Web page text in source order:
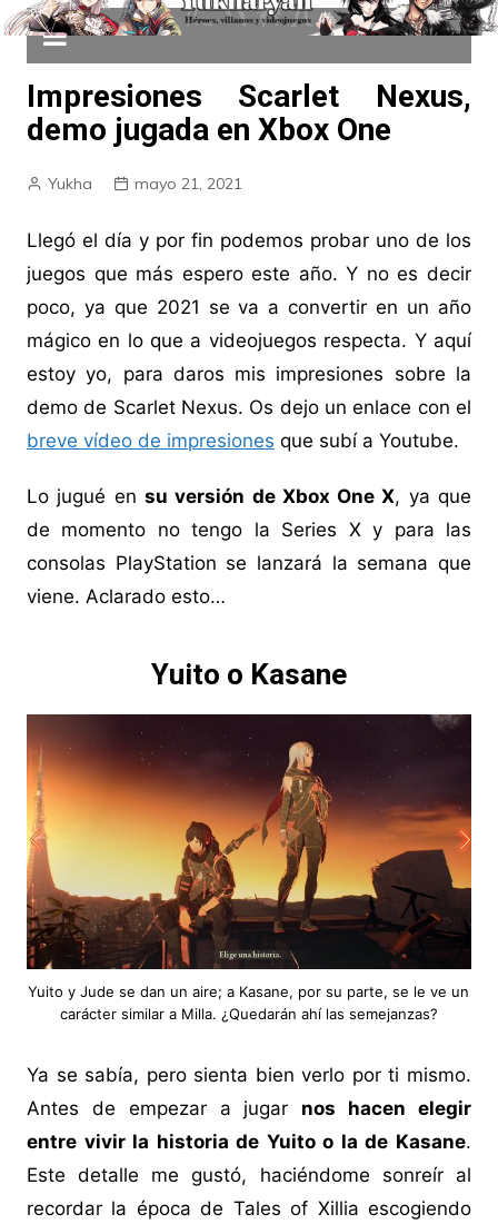
Impresiones Scarlet Nexus,
demo jugada en Xbox One
Yukha mayo 21, 2021
Llegó el día y por fin podemos probar uno de los
juegos que más espero este año. Y no es decir
poco, ya que 2021 se va a convertir en un año
mágico en lo que a videojuegos respecta. Y aquí
estoy yo, para daros mis impresiones sobre la
demo de Scarlet Nexus. Os dejo un enlace con el
breve vídeo de impresiones que subí a Youtube.
Lo jugué en su versión de Xbox One X, ya que
de momento no tengo la Series X y para las
consolas PlayStation se lanzará la semana que
viene. Aclarado esto…
Yuito o Kasane
Yuito y Jude se dan un aire; a Kasane, por su parte, se le ve un
carácter similar a Milla. ¿Quedarán ahí las semejanzas?
Ya se sabía, pero sienta bien verlo por ti mismo.
Antes de empezar a jugar nos hacen elegir
entre vivir la historia de Yuito o la de Kasane.
Este detalle me gustó, haciéndome sonreír al
recordar la época de Tales of Xillia escogiendo